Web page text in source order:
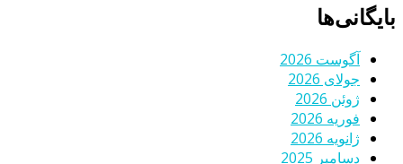
بایگانی‌ها
آگوست 2026
جولای 2026
ژوئن 2026
فوریه 2026
ژانویه 2026
دسامبر 2025